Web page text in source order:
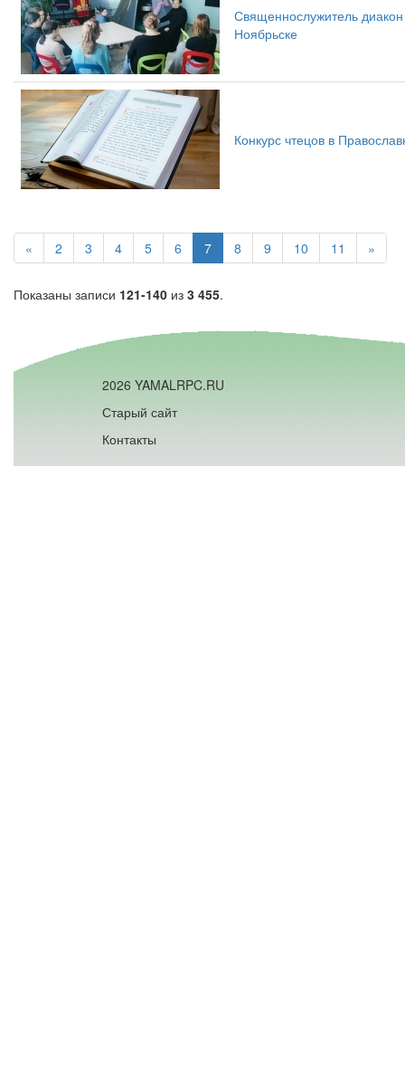
Священнослужитель
Ноябрьске
Конкурс чтецов в
« 2 3 4 5 6 7 8 9 10 11 »
Показаны записи 121-140 из 3 455.
2026 YAMALRPC.RU
Старый сайт
Контакты